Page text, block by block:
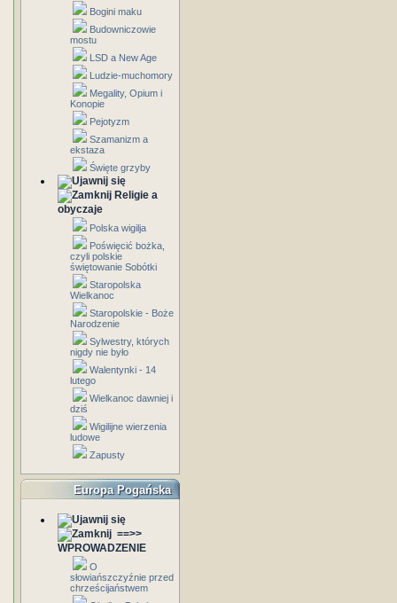
Bogini maku
Budowniczowie
mostu
LSD a New Age
Ludzie-muchomory
Megality, Opium i
Konopie
Pejotyzm
Szamanizm a
ekstaza
Święte grzyby
Religie a
obyczaje
Polska wigilja
Poświęcić bożka,
czyli polskie
świętowanie Sobótki
Staropolska
Wielkanoc
Staropolskie - Boże
Narodzenie
Sylwestry, których
nigdy nie było
Walentynki - 14
lutego
Wielkanoc dawniej i
dziś
Wigilijne wierzenia
ludowe
Zapusty
Europa Pogańska
==>>
WPROWADZENIE
O
słowiańszczyźnie przed
chrześcijaństwem